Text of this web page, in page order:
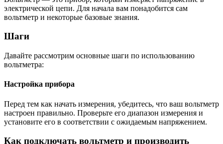
электрической цепи. Для начала вам понадобится сам
вольтметр и некоторые базовые знания.
Шаги
Давайте рассмотрим основные шаги по использованию
вольтметра:
Настройка прибора
Перед тем как начать измерения, убедитесь, что ваш вольтметр
настроен правильно. Проверьте его диапазон измерения и
установите его в соответствии с ожидаемым напряжением.
Как подключать вольтметр и производить